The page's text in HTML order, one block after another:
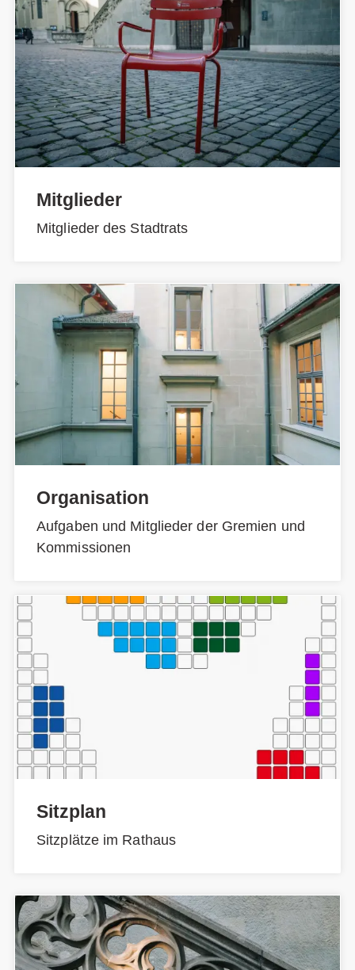
Mitglieder
Mitglieder des Stadtrats
Organisation
Aufgaben und Mitglieder der Gremien und
Kommissionen
Sitzplan
Sitzplätze im Rathaus